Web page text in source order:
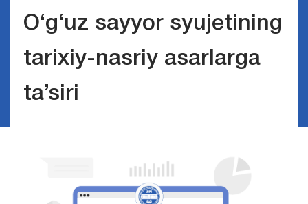
O‘g‘uz sayyor syujetining
tarixiy-nasriy asarlarga
ta’siri